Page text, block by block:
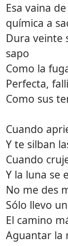
Esa vaina
química a
Dura veinte
sapo
Como la
Perfecta,
Como sus
Cuando
Y te silban
Cuando
Y la luna se
No me des
Sólo llevo
El camino
Aguantar la